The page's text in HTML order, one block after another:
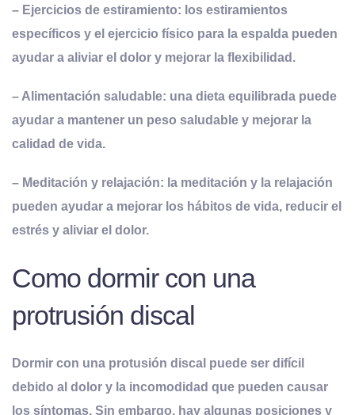
– Ejercicios de estiramiento: los estiramientos
específicos y el ejercicio físico para la espalda pueden
ayudar a aliviar el dolor y mejorar la flexibilidad.
– Alimentación saludable: una dieta equilibrada puede
ayudar a mantener un peso saludable y mejorar la
calidad de vida.
– Meditación y relajación: la meditación y la relajación
pueden ayudar a mejorar los hábitos de vida, reducir el
estrés y aliviar el dolor.
Como dormir con una
protrusión discal
Dormir con una protusión discal puede ser difícil
debido al dolor y la incomodidad que pueden causar
los síntomas. Sin embargo, hay algunas posiciones y